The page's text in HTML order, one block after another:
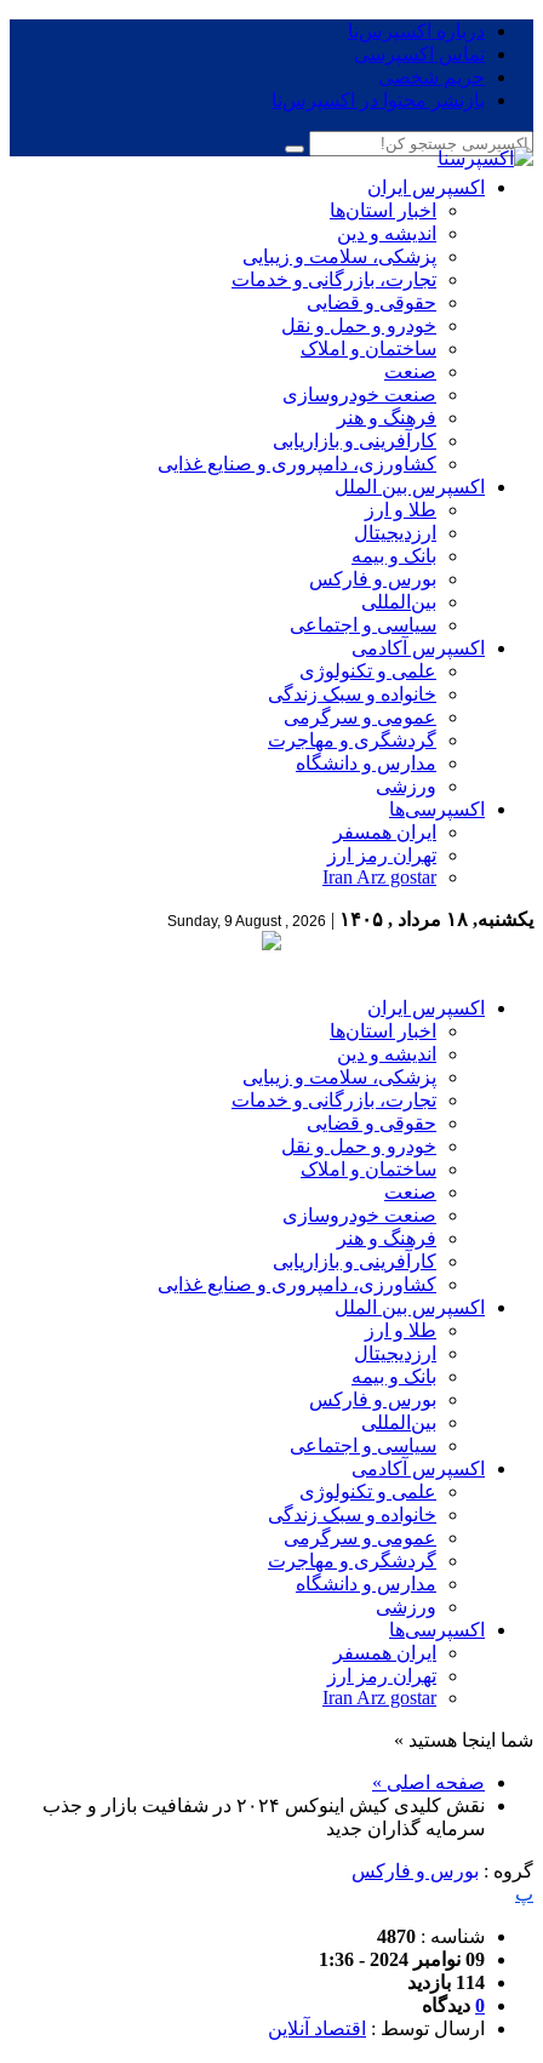
درباره اکسپرس‌نا
تماس اکسپرسی
حریم شخصی
بازنشر محتوا در اکسپرس‌نا
اکسپرس ایران
اخبار استان‌ها
اندیشه و دین
پزشکی، سلامت و زیبایی
تجارت، بازرگانی و خدمات
حقوقی و قضایی
خودرو و حمل و نقل
ساختمان و املاک
صنعت
صنعت خودروسازی
فرهنگ و هنر
کارآفرینی و بازاریابی
کشاورزی، دامپروری و صنایع غذایی
اکسپرس بین الملل
طلا و ارز
ارزدیجیتال
بانک و بیمه
بورس و فارکس
بین‌المللی
سیاسی و اجتماعی
اکسپرس آکادمی
علمی و تکنولوژی
خانواده و سبک زندگی
عمومی و سرگرمی
گردشگری و مهاجرت
مدارس و دانشگاه
ورزشی
اکسپرسی‌ها
ایران همسفر
تهران رمز ارز
Iran Arz gostar
یکشنبه, ۱۸ مرداد , ۱۴۰۵ |
Sunday, 9 August , 2026
اکسپرس ایران
اخبار استان‌ها
اندیشه و دین
پزشکی، سلامت و زیبایی
تجارت، بازرگانی و خدمات
حقوقی و قضایی
خودرو و حمل و نقل
ساختمان و املاک
صنعت
صنعت خودروسازی
فرهنگ و هنر
کارآفرینی و بازاریابی
کشاورزی، دامپروری و صنایع غذایی
اکسپرس بین الملل
طلا و ارز
ارزدیجیتال
بانک و بیمه
بورس و فارکس
بین‌المللی
سیاسی و اجتماعی
اکسپرس آکادمی
علمی و تکنولوژی
خانواده و سبک زندگی
عمومی و سرگرمی
گردشگری و مهاجرت
مدارس و دانشگاه
ورزشی
اکسپرسی‌ها
ایران همسفر
تهران رمز ارز
Iran Arz gostar
شما اینجا هستید »
صفحه اصلی »
نقش کلیدی کیش اینوکس ۲۰۲۴ در شفافیت بازار و جذب
سرمایه گذاران جدید
گروه : بورس و فارکس
پ
شناسه : 4870
09 نوامبر 2024 - 1:36
114 بازدید
0 دیدگاه
ارسال توسط : اقتصاد آنلاین